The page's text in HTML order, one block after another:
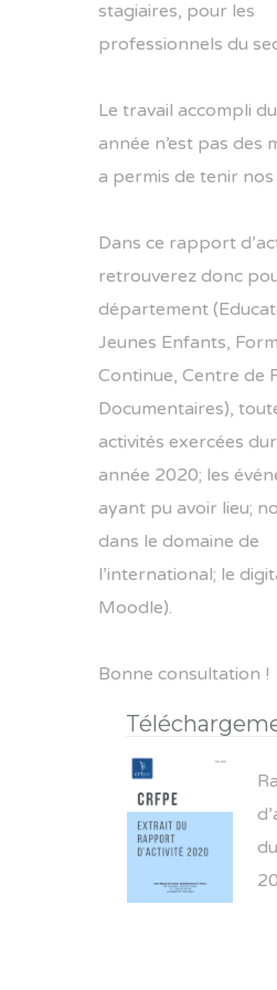
stagiaires, pour les
professionnels du
Le travail accompli
année n’est pas des
a permis de tenir
Dans ce rapport
retrouverez donc
département
Jeunes Enfants,
Continue, Centre de
Documentaires),
activités exercées
année 2020; les
ayant pu avoir lieu;
dans le domaine de
l’international; le
Moodle).
Bonne consultation !